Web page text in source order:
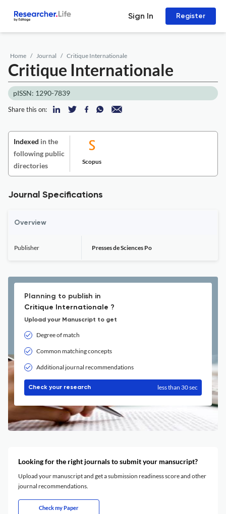
Sign In Register
Home Journal Critique Internationale
Critique Internationale
pISSN: 1290-7839
Share this on:
Indexed in the
following public
directories
Scopus
Journal Specifications
Overview
Publisher Presses de Sciences Po
Planning to publish in
Critique Internationale ?
Upload your Manuscript to get
Degree of match
Common matching concepts
Additional journal recommendations
Check your research less than 30 sec
Looking for the right journals to submit your mansucript?
Upload your manuscript and get a submission readiness score and other
journal recommendations.
Check my Paper